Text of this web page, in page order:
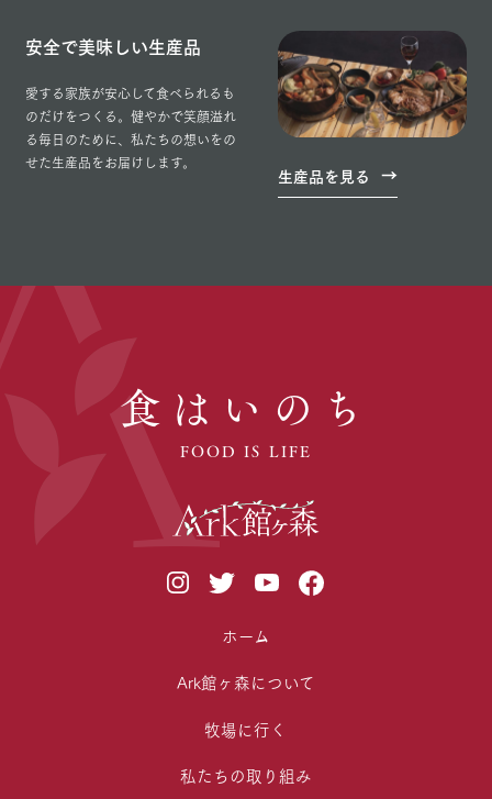
生産品を見る
安全で美味しい生産品
愛する家族が安心して食べられるも
のだけをつくる。健やかで笑顔溢れ
る毎日のために、私たちの想いをの
せた生産品をお届けします。
食はいのち
FOOD IS LIFE
ホーム
Ark館ヶ森について
牧場に行く
私たちの取り組み